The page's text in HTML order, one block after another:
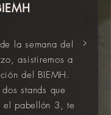
la semana del
asistiremos a
del BIEMH.
stands que
el pabellón 3, te